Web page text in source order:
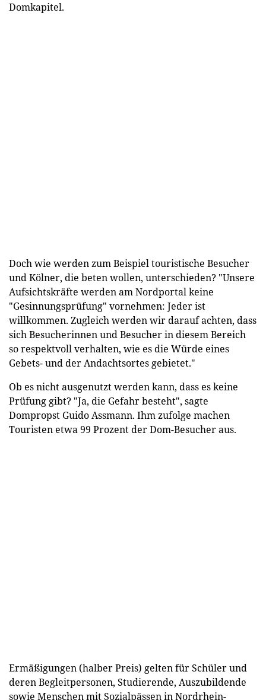
Domkapitel.
Doch wie werden zum Beispiel touristische Besucher
und Kölner, die beten wollen, unterschieden? "Unsere
Aufsichtskräfte werden am Nordportal keine
"Gesinnungsprüfung" vornehmen: Jeder ist
willkommen. Zugleich werden wir darauf achten, dass
sich Besucherinnen und Besucher in diesem Bereich
so respektvoll verhalten, wie es die Würde eines
Gebets- und der Andachtsortes gebietet."
Ob es nicht ausgenutzt werden kann, dass es keine
Prüfung gibt? "Ja, die Gefahr besteht", sagte
Dompropst Guido Assmann. Ihm zufolge machen
Touristen etwa 99 Prozent der Dom-Besucher aus.
Ermäßigungen (halber Preis) gelten für Schüler und
deren Begleitpersonen, Studierende, Auszubildende
sowie Menschen mit Sozialpässen in Nordrhein-